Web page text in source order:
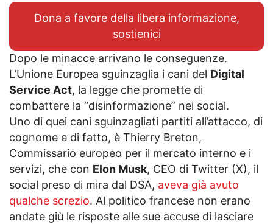
Dona a favore della libera informazione,
sostienici
Dopo le minacce arrivano le conseguenze.
L’Unione Europea sguinzaglia i cani del Digital
Service Act, la legge che promette di
combattere la “disinformazione” nei social.
Uno di quei cani sguinzagliati partiti all’attacco, di
cognome e di fatto, è Thierry Breton,
Commissario europeo per il mercato interno e i
servizi, che con Elon Musk, CEO di Twitter (X), il
social preso di mira dal DSA, aveva già avuto
qualche screzio. Al politico francese non erano
andate giù le risposte alle sue accuse di lasciare